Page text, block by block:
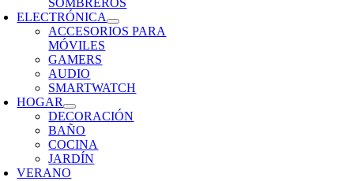
SOMBREROS
ELECTRÓNICA
ACCESORIOS PARA
MÓVILES
GAMERS
AUDIO
SMARTWATCH
HOGAR
DECORACIÓN
BAÑO
COCINA
JARDÍN
VERANO